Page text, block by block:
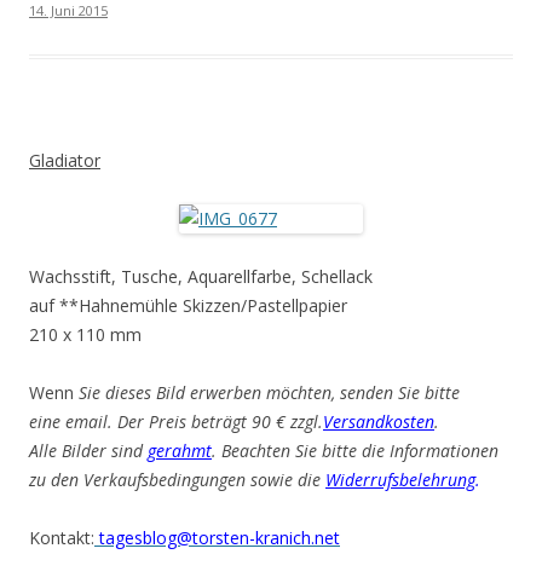
14. Juni 2015
Gladiator
Wachsstift, Tusche, Aquarellfarbe, Schellack
auf **Hahnemühle Skizzen/Pastellpapier
210 x 110 mm
Wenn Sie dieses Bild erwerben möchten, senden Sie bitte
eine email. Der Preis beträgt 90 € zzgl.Versandkosten.
Alle Bilder sind gerahmt. Beachten Sie bitte die Informationen
zu den Verkaufsbedingungen sowie die Widerrufsbelehrung.
Kontakt: tagesblog@torsten-kranich.net